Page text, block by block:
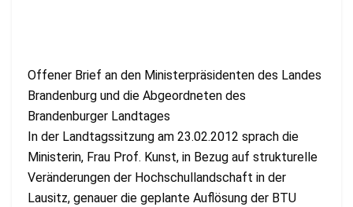
Offener Brief an den Ministerpräsidenten des Landes
Brandenburg und die Abgeordneten des
Brandenburger Landtages
In der Landtagssitzung am 23.02.2012 sprach die
Ministerin, Frau Prof. Kunst, in Bezug auf strukturelle
Veränderungen der Hochschullandschaft in der
Lausitz, genauer die geplante Auflösung der BTU